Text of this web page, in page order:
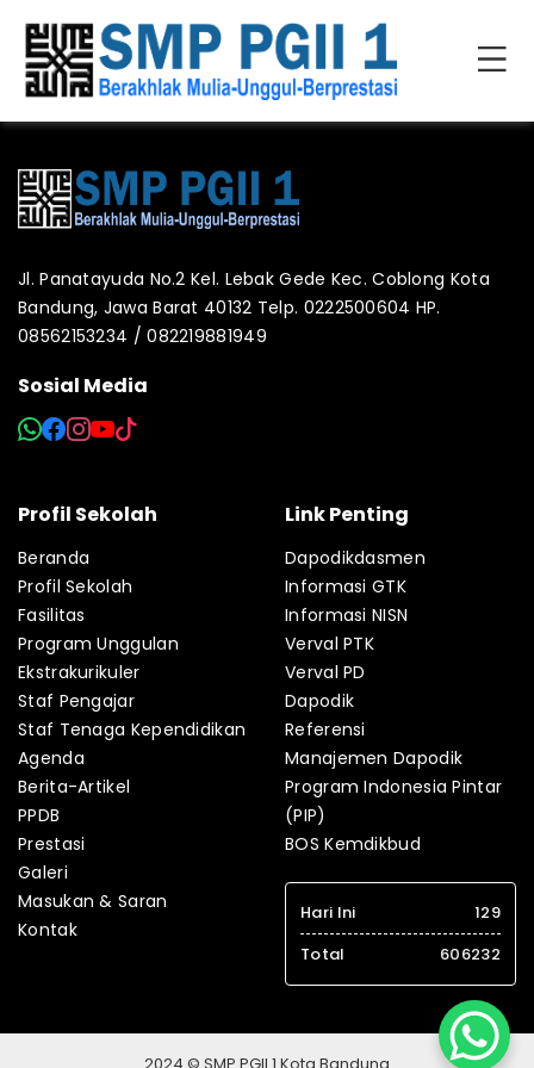
Jl. Panatayuda No.2 Kel. Lebak Gede Kec. Coblong Kota
Bandung, Jawa Barat 40132 Telp. 0222500604 HP.
08562153234 / 082219881949
Sosial Media
Profil Sekolah
Beranda
Profil Sekolah
Fasilitas
Program Unggulan
Ekstrakurikuler
Staf Pengajar
Staf Tenaga Kependidikan
Agenda
Berita-Artikel
PPDB
Prestasi
Galeri
Masukan & Saran
Kontak
Link Penting
Dapodikdasmen
Informasi GTK
Informasi NISN
Verval PTK
Verval PD
Dapodik
Referensi
Manajemen Dapodik
Program Indonesia Pintar
(PIP)
BOS Kemdikbud
Hari Ini
129
Total
606232